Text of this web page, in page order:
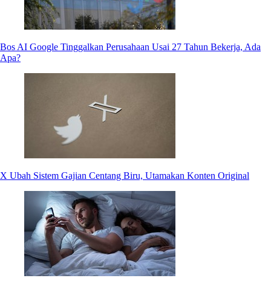
Bos AI Google Tinggalkan Perusahaan Usai 27 Tahun Bekerja, Ada
Apa?
X Ubah Sistem Gajian Centang Biru, Utamakan Konten Original